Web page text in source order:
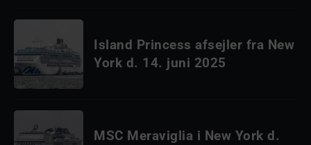
Island Princess afsejler fra New
York d. 14. juni 2025
MSC Meraviglia i New York d.